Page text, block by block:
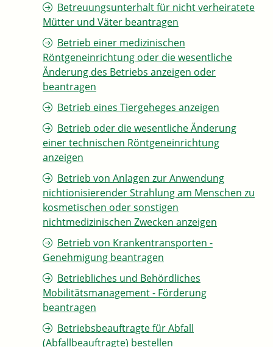
Betreuungsunterhalt für nicht verheiratete
Mütter und Väter beantragen
Betrieb einer medizinischen
Röntgeneinrichtung oder die wesentliche
Änderung des Betriebs anzeigen oder
beantragen
Betrieb eines Tiergeheges anzeigen
Betrieb oder die wesentliche Änderung
einer technischen Röntgeneinrichtung
anzeigen
Betrieb von Anlagen zur Anwendung
nichtionisierender Strahlung am Menschen zu
kosmetischen oder sonstigen
nichtmedizinischen Zwecken anzeigen
Betrieb von Krankentransporten -
Genehmigung beantragen
Betriebliches und Behördliches
Mobilitätsmanagement - Förderung
beantragen
Betriebsbeauftragte für Abfall
(Abfallbeauftragte) bestellen